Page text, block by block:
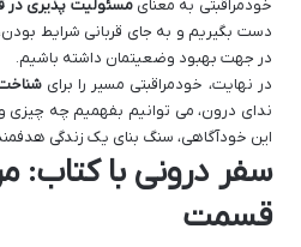
خودمراقبتی به معنایمسئولیت پذیری در
دست بگیریم و به جای قربانی شرایط
در جهت بهبود وضعیتمان داشته باشیم.
در نهایت، خودمراقبتی مسیر را برای
ندای درون، می توانیم بفهمیم چه چیزی
این خودآگاهی، سنگ بنای یک زندگی
سفر درونی با
قسمت